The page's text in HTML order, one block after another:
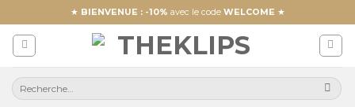
to
content
★ BIENVENUE : -10% avec le code WELCOME ★